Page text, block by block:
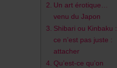
Un art érotique…
venu du Japon
Shibari ou Kinbaku :
ce n’est pas juste :
attacher
Qu’est-ce qu’on